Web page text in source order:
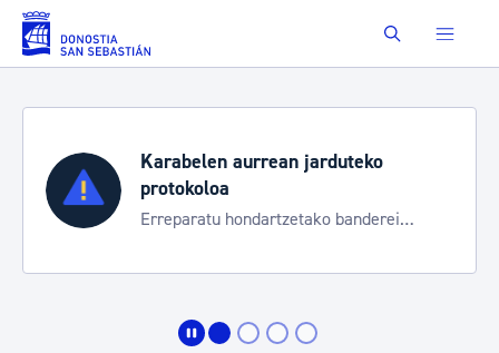
Eduki nagusira joan Buscar
Karabelen aurrean jarduteko
protokoloa
Erreparatu hondartzetako banderei